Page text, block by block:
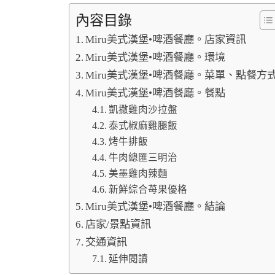
內容目錄
Miru美式漢堡•啤酒餐廳。店家資訊
Miru美式漢堡•啤酒餐廳。環境
Miru美式漢堡•啤酒餐廳。菜單、點餐方
Miru美式漢堡•啤酒餐廳。餐點
凱撒雞肉沙拉盤
泰式椒麻雞腿飯
烤牛排飯
牛肉總匯三明治
美墨雞肉辣麵
新鮮綜合苺果優格
Miru美式漢堡•啤酒餐廳。結論
店家/景點資訊
交通資訊
延伸閱讀